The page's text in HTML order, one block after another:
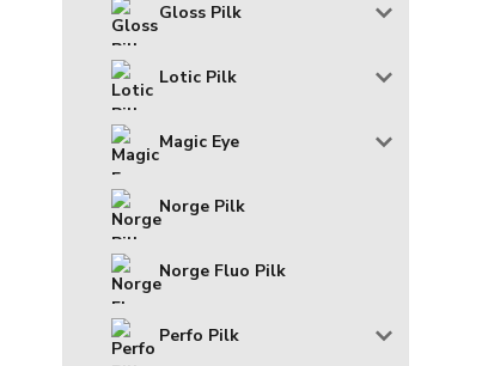
Gloss Pilk
Lotic Pilk
Magic Eye
Norge Pilk
Norge Fluo Pilk
Perfo Pilk